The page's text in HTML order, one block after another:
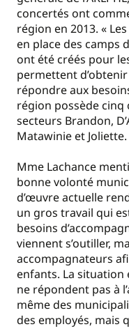
concertés ont
région en 2013. «
en place des camps
ont été créés pour
permettent
répondre aux
région possède cinq
secteurs Brandon,
Matawinie et Joliette.
Mme Lachance
bonne volonté
d’œuvre actuelle
un gros travail qui
besoins
viennent s’outiller,
accompagnateurs
enfants. La situation
ne répondent pas à
même des
des employés, mais